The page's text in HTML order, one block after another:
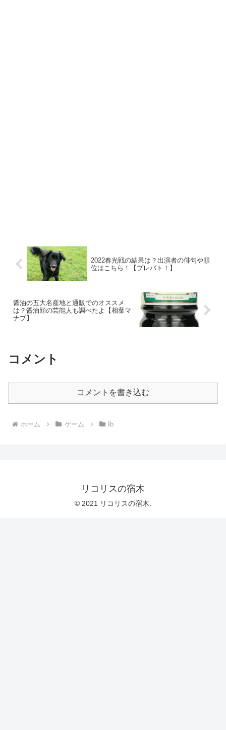
2022春光戦の結果は？出演者の俳句や順
位はこちら！【プレバト！】
醤油の五大名産地と通販でのオススメ
は？醤油顔の芸能人も調べたよ【相葉マ
ナブ】
コメント
コメントを書き込む
ホーム ゲーム Ib
リコリスの宿木
© 2021 リコリスの宿木.